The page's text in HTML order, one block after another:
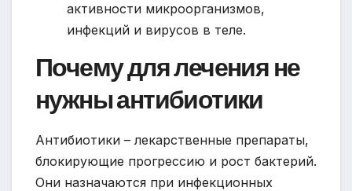
активности микроорганизмов,
инфекций и вирусов в теле.
Почему для лечения не
нужны антибиотики
Антибиотики – лекарственные препараты,
блокирующие прогрессию и рост бактерий.
Они назначаются при инфекционных